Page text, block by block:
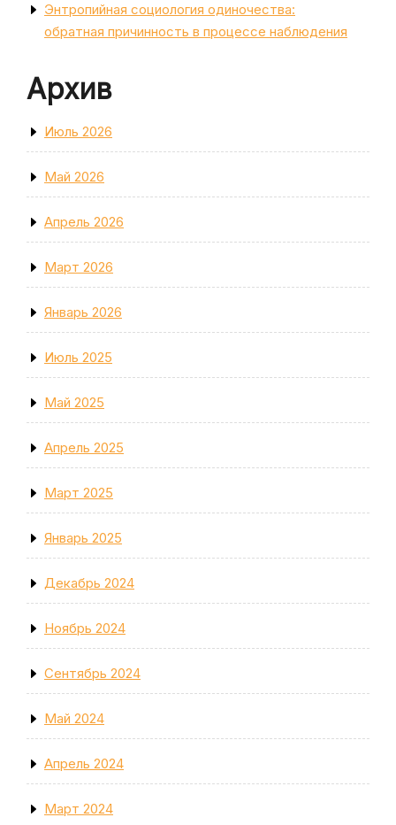
Энтропийная социология одиночества:
обратная причинность в процессе наблюдения
Архив
Июль 2026
Май 2026
Апрель 2026
Март 2026
Январь 2026
Июль 2025
Май 2025
Апрель 2025
Март 2025
Январь 2025
Декабрь 2024
Ноябрь 2024
Сентябрь 2024
Май 2024
Апрель 2024
Март 2024